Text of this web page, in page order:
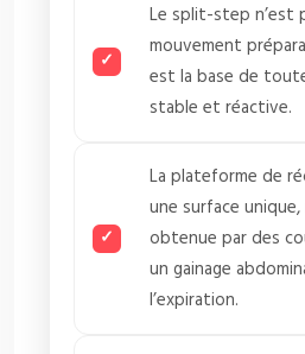
Le split-step n’est
mouvement
est la base de
stable et réactive.
La plateforme de
une surface
obtenue par des
un gainage
l’expiration.